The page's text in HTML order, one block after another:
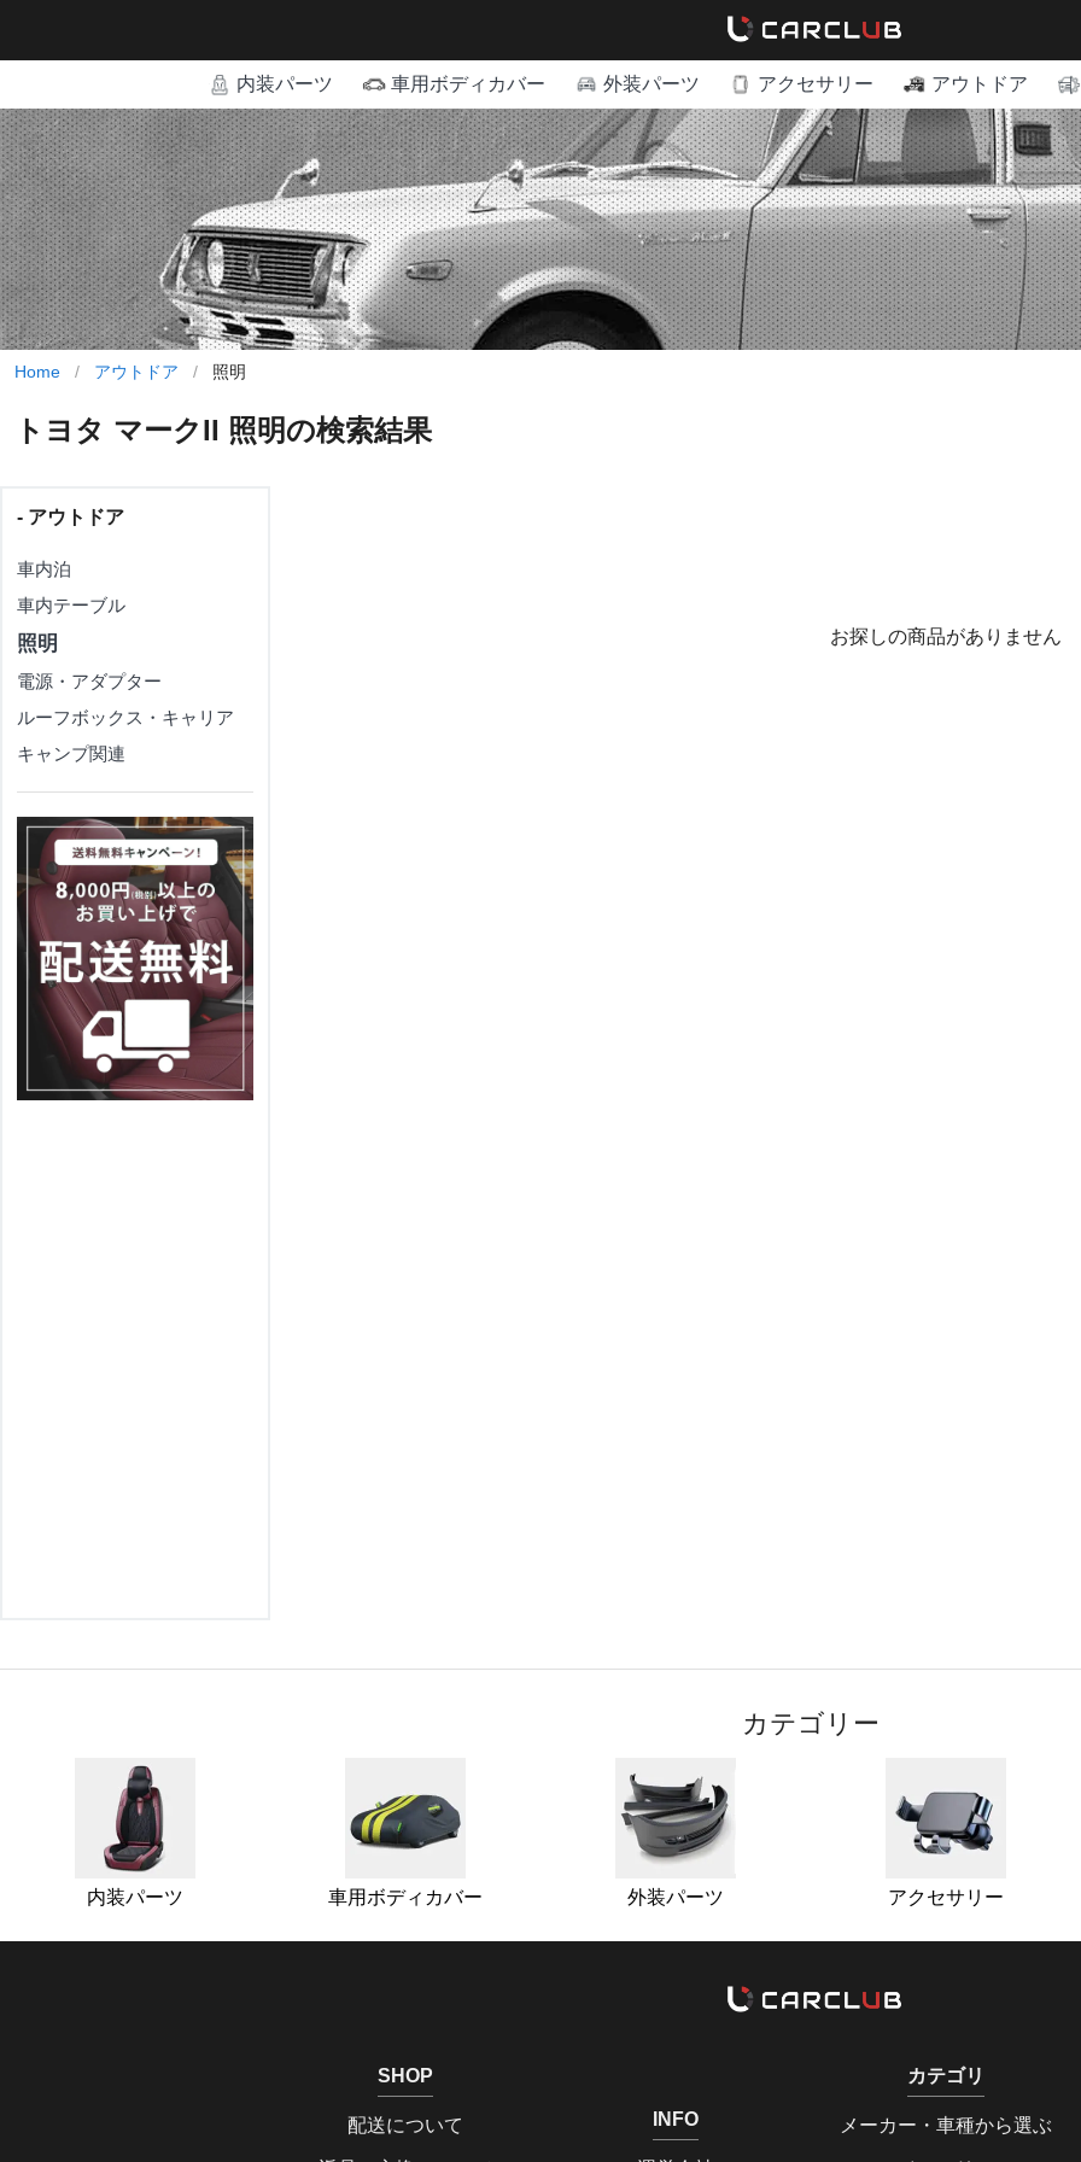
内装パーツ 車用ボディカバー 外装パーツ アクセサリー アウトドア
Home / アウトドア / 照明
トヨタ マークII 照明の検索結果
- アウトドア
車内泊
車内テーブル
照明
電源・アダプター
ルーフボックス・キャリア
キャンプ関連
お探しの商品がありません
カテゴリー
内装パーツ 車用ボディカバー 外装パーツ アクセサリー
SHOP
配送について INFO
カテゴリ
メーカー・車種から選ぶ